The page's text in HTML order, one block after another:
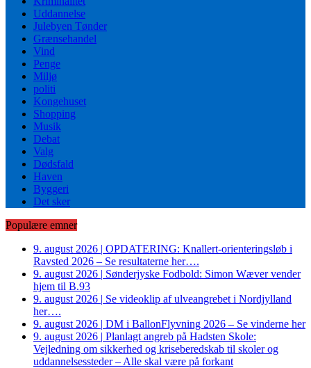
Uddannelse
Julebyen Tønder
Grænsehandel
Vind
Penge
Miljø
politi
Kongehuset
Shopping
Musik
Debat
Valg
Dødsfald
Haven
Byggeri
Det sker
Populære emner
9. august 2026 | OPDATERING: Knallert-orienteringsløb i
Ravsted 2026 – Se resultaterne her….
9. august 2026 | Sønderjyske Fodbold: Simon Wæver vender
hjem til B.93
9. august 2026 | Se videoklip af ulveangrebet i Nordjylland
her….
9. august 2026 | DM i BallonFlyvning 2026 – Se vinderne her
9. august 2026 | Planlagt angreb på Hadsten Skole:
Vejledning om sikkerhed og kriseberedskab til skoler og
uddannelsessteder – Alle skal være på forkant